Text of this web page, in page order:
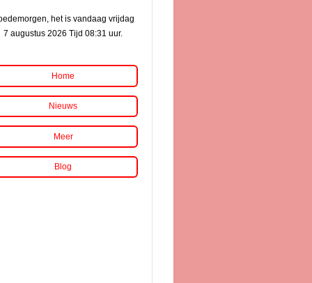
het is vandaag vrijdag
7 augustus 2026 Tijd 08:31 uur.
Home
Nieuws
Meer
Blog